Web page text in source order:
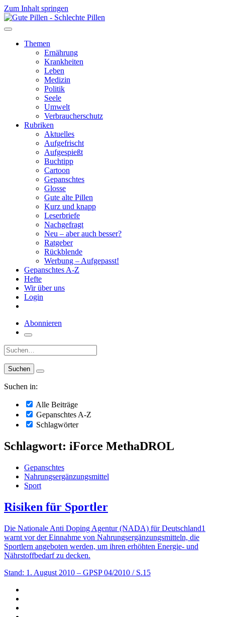
Zum Inhalt springen
Themen
Ernährung
Krankheiten
Leben
Medizin
Politik
Seele
Umwelt
Verbraucherschutz
Rubriken
Aktuelles
Aufgefrischt
Aufgespießt
Buchtipp
Cartoon
Gepanschtes
Glosse
Gute alte Pillen
Kurz und knapp
Leserbriefe
Nachgefragt
Neu – aber auch besser?
Ratgeber
Rückblende
Werbung – Aufgepasst!
Gepanschtes A-Z
Hefte
Wir über uns
Login
Abonnieren
Suche:
Suchen in:
Alle Beiträge
Gepanschtes A-Z
Schlagwörter
Schlagwort: iForce MethaDROL
Gepanschtes
Nahrungsergänzungsmittel
Sport
Risiken für Sportler
Die Nationale Anti Doping Agentur (NADA) für Deutschland1
warnt vor der Einnahme von Nahrungsergänzungsmitteln, die
Sportlern angeboten werden, um ihren erhöhten Energie- und
Nährstoffbedarf zu decken.
Stand: 1. August 2010 – GPSP 04/2010 / S.15